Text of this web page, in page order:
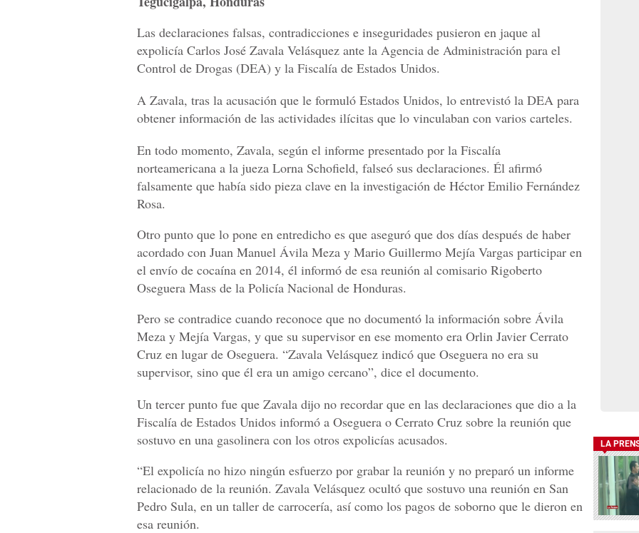
Las declaraciones falsas, contradicciones e inseguridades pusieron en jaque al
expolicía Carlos José Zavala Velásquez ante la Agencia de Administración para el
Control de Drogas (DEA) y la Fiscalía de Estados Unidos.
A Zavala, tras la acusación que le formuló Estados Unidos, lo entrevistó la DEA para
obtener información de las actividades ilícitas que lo vinculaban con varios carteles.
En todo momento, Zavala, según el informe presentado por la Fiscalía
norteamericana a la jueza Lorna Schofield, falseó sus declaraciones. Él afirmó
falsamente que había sido pieza clave en la investigación de Héctor Emilio Fernández
Rosa.
Otro punto que lo pone en entredicho es que aseguró que dos días después de haber
acordado con Juan Manuel Ávila Meza y Mario Guillermo Mejía Vargas participar en
el envío de cocaína en 2014, él informó de esa reunión al comisario Rigoberto
Oseguera Mass de la Policía Nacional de Honduras.
Pero se contradice cuando reconoce que no documentó la información sobre Ávila
Meza y Mejía Vargas, y que su supervisor en ese momento era Orlin Javier Cerrato
Cruz en lugar de Oseguera. “Zavala Velásquez indicó que Oseguera no era su
supervisor, sino que él era un amigo cercano”, dice el documento.
Un tercer punto fue que Zavala dijo no recordar que en las declaraciones que dio a la
Fiscalía de Estados Unidos informó a Oseguera o Cerrato Cruz sobre la reunión que
sostuvo en una gasolinera con los otros expolicías acusados.
“El expolicía no hizo ningún esfuerzo por grabar la reunión y no preparó un informe
relacionado de la reunión. Zavala Velásquez ocultó que sostuvo una reunión en San
Pedro Sula, en un taller de carrocería, así como los pagos de soborno que le dieron en
esa reunión.
LA